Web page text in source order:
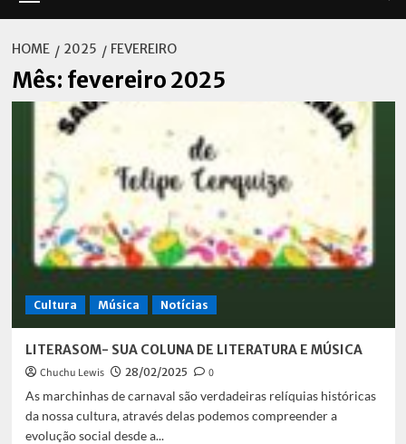
HOME 2025 FEVEREIRO
Mês: fevereiro 2025
Cultura Música Notícias
LITERASOM- SUA COLUNA DE LITERATURA E MÚSICA
Chuchu Lewis 28/02/2025
0
As marchinhas de carnaval são verdadeiras relíquias históricas
da nossa cultura, através delas podemos compreender a
evolução social desde a...